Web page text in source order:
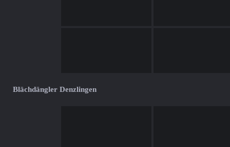
Blächdängler Denzlingen